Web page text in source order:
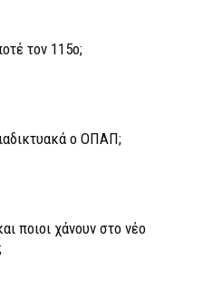
τον 115ο;
ο ΟΠΑΠ;
ποιοι χάνουν στο νέο